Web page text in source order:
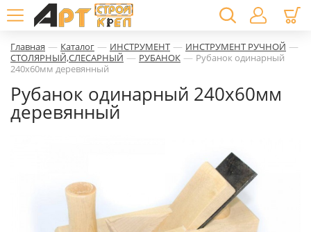
Главная — Каталог — ИНСТРУМЕНТ — ИНСТРУМЕНТ РУЧНОЙ —
СТОЛЯРНЫЙ,СЛЕСАРНЫЙ — РУБАНОК — Рубанок одинарный
240х60мм деревянный
Рубанок одинарный 240х60мм
деревянный